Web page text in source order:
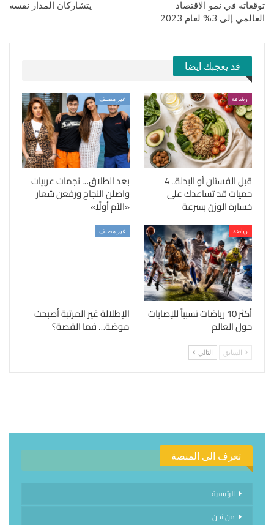
توقعاته في نمو الاقتصاد
العالمي إلى 3% لعام 2023
يتشاركان المدار نفسه
قد يعجبك ايضا
رشاقة
قبل الفستان أو البدلة.. 4
حميات قد تساعدك على
خسارة الوزن بسرعة
غير مصنف
بعد الطلاق… نجمات عربيات
واصلن النجاح ورفعن شعار
«الأم أولًا»
رياضة
أكثر 10 رياضات تسبباً للإصابات
حول العالم
غير مصنف
الإطلالة غير المرتبة أصبحت
موضة… فما القصة؟
السابق التالي
تعرف الى المنصة
الرئيسية
من نحن